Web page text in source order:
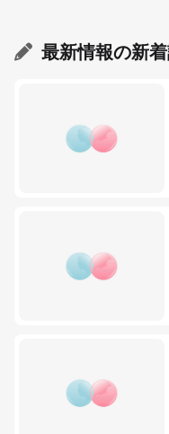
最新情報の新